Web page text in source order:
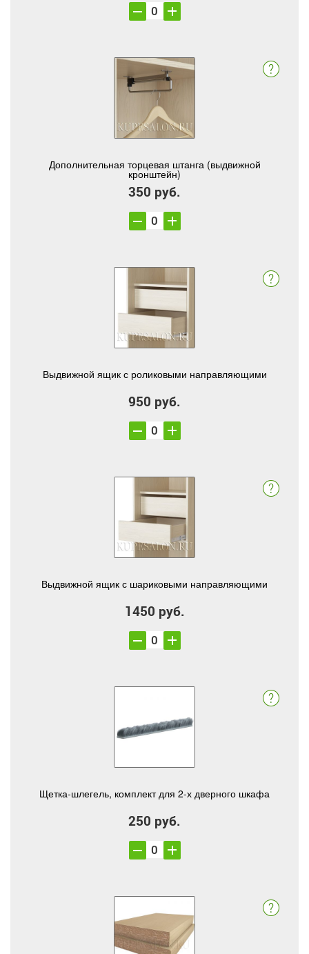
Дополнительная торцевая штанга (выдвижной
кронштейн)
350 руб.
Выдвижной ящик с роликовыми направляющими
950 руб.
Выдвижной ящик с шариковыми направляющими
1450 руб.
Щетка-шлегель, комплект для 2-х дверного шкафа
250 руб.